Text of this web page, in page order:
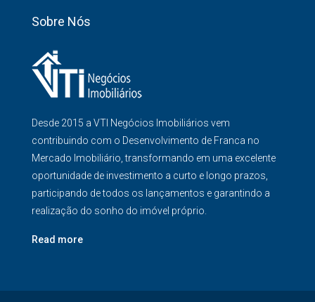
Sobre Nós
Desde 2015 a VTI Negócios Imobiliários vem
contribuindo com o Desenvolvimento de Franca no
Mercado Imobiliário, transformando em uma excelente
oportunidade de investimento a curto e longo prazos,
participando de todos os lançamentos e garantindo a
realização do sonho do imóvel próprio.
Read more